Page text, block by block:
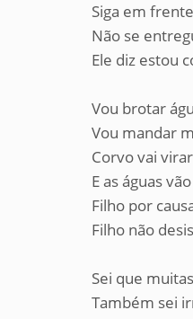
Siga em
Não se
Ele diz estou
Vou brotar
Vou mandar
Corvo vai
E as águas
Filho por
Filho não
Sei que
Também sei